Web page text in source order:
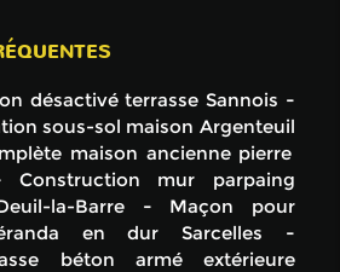
désactivé terrasse Sannois
sous-sol maison Argenteuil
maison ancienne pierre
Construction mur parpaing
la-Barre
Maçon pour
en dur Sarcelles
béton armé extérieure